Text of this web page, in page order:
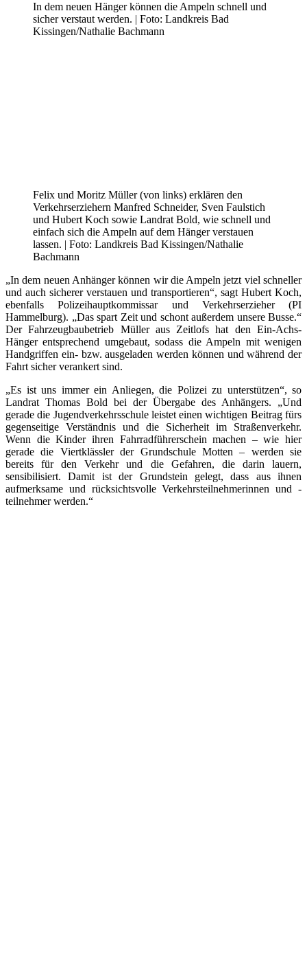
In dem neuen Hänger können die Ampeln schnell und
sicher verstaut werden. | Foto: Landkreis Bad
Kissingen/Nathalie Bachmann
Felix und Moritz Müller (von links) erklären den
Verkehrserziehern Manfred Schneider, Sven Faulstich
und Hubert Koch sowie Landrat Bold, wie schnell und
einfach sich die Ampeln auf dem Hänger verstauen
lassen. | Foto: Landkreis Bad Kissingen/Nathalie
Bachmann
„In dem neuen Anhänger können wir die Ampeln jetzt viel schneller
und auch sicherer verstauen und transportieren“, sagt Hubert Koch,
ebenfalls Polizeihauptkommissar und Verkehrserzieher (PI
Hammelburg). „Das spart Zeit und schont außerdem unsere Busse.“
Der Fahrzeugbaubetrieb Müller aus Zeitlofs hat den Ein-Achs-
Hänger entsprechend umgebaut, sodass die Ampeln mit wenigen
Handgriffen ein- bzw. ausgeladen werden können und während der
Fahrt sicher verankert sind.
„Es ist uns immer ein Anliegen, die Polizei zu unterstützen“, so
Landrat Thomas Bold bei der Übergabe des Anhängers. „Und
gerade die Jugendverkehrsschule leistet einen wichtigen Beitrag fürs
gegenseitige Verständnis und die Sicherheit im Straßenverkehr.
Wenn die Kinder ihren Fahrradführerschein machen – wie hier
gerade die Viertklässler der Grundschule Motten – werden sie
bereits für den Verkehr und die Gefahren, die darin lauern,
sensibilisiert. Damit ist der Grundstein gelegt, dass aus ihnen
aufmerksame und rücksichtsvolle Verkehrsteilnehmerinnen und -
teilnehmer werden.“